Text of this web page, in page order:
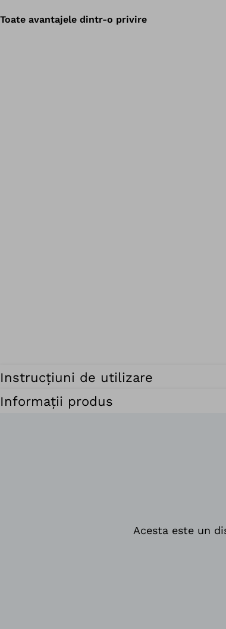
Toate avantajele dintr-o privire
Instrucțiuni de utilizare
Informații produs
Acesta este un